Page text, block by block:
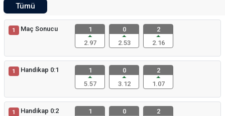
Tümü
1 Maç Sonucu
1
2.97
0
2.53
2
2.16
1 Handikap 0:1
1
5.57
0
3.12
2
1.07
1 Handikap 0:2
1
0
2